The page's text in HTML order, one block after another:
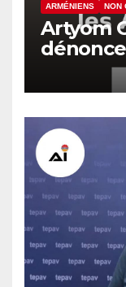
ARMÉNIENS NON
Artyom